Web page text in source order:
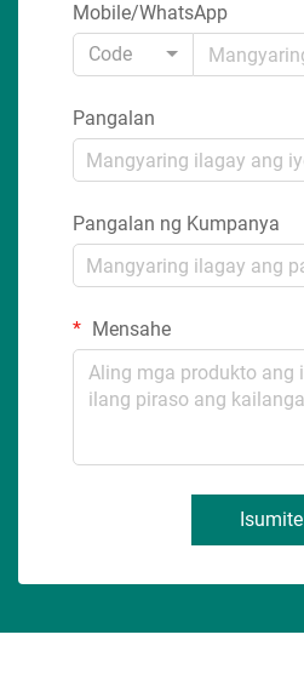
Mobile/WhatsApp
Code
Pangalan
Pangalan ng Kumpanya
Mensahe
Isumite